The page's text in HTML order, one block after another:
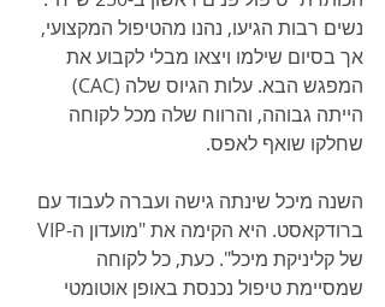
נשים רבות הגיעו, נהנו מהטיפול המקצועי,
אך בסיום שילמו ויצאו מבלי לקבוע את
המפגש הבא. עלות הגיוס שלה (CAC)
הייתה גבוהה, והרווח שלה מכל לקוחה
שחלקו שואף לאפס.
השנה מיכל שינתה גישה ועברה לעבוד עם
של קליניקת מיכל". כעת, כל לקוחה
שמסיימת טיפול נכנסת באופן אוטומטי